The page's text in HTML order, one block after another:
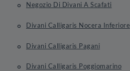
Negozio Di Divani A Scafati
Divani Calligaris Nocera Inferiore
Divani Calligaris Pagani
Divani Calligaris Poggiomarino